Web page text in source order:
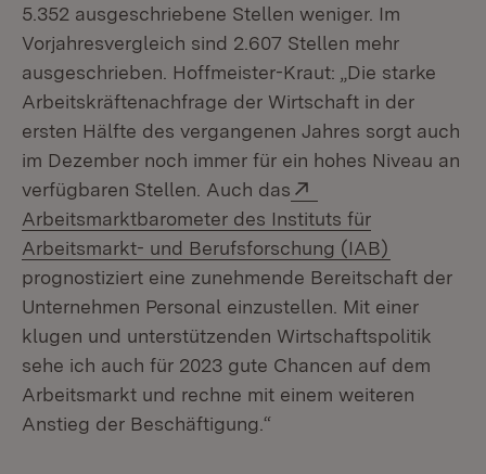
5.352 ausgeschriebene Stellen weniger. Im
Vorjahresvergleich sind 2.607 Stellen mehr
ausgeschrieben. Hoffmeister-Kraut: „Die starke
Arbeitskräftenachfrage der Wirtschaft in der
ersten Hälfte des vergangenen Jahres sorgt auch
im Dezember noch immer für ein hohes Niveau an
verfügbaren Stellen. Auch das
Arbeitsmarktbarometer des Instituts für
Arbeitsmarkt- und Berufsforschung (IAB)
prognostiziert eine zunehmende Bereitschaft der
Unternehmen Personal einzustellen. Mit einer
klugen und unterstützenden Wirtschaftspolitik
sehe ich auch für 2023 gute Chancen auf dem
Arbeitsmarkt und rechne mit einem weiteren
Anstieg der Beschäftigung.“